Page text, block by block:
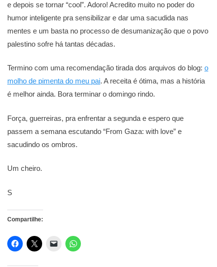
e depois se tornar “cool”. Adoro! Acredito muito no poder do
humor inteligente pra sensibilizar e dar uma sacudida nas
mentes e um basta no processo de desumanização que o povo
palestino sofre há tantas décadas.
Termino com uma recomendação tirada dos arquivos do blog: o
molho de pimenta do meu pai. A receita é ótima, mas a história
é melhor ainda. Bora terminar o domingo rindo.
Força, guerreiras, pra enfrentar a segunda e espero que
passem a semana escutando “From Gaza: with love” e
sacudindo os ombros.
Um cheiro.
S
Compartilhe: